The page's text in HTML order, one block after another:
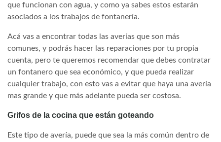
que funcionan con agua, y como ya sabes estos estarán
asociados a los trabajos de fontanería.
Acá vas a encontrar todas las averías que son más
comunes, y podrás hacer las reparaciones por tu propia
cuenta, pero te queremos recomendar que debes contratar
un fontanero que sea económico, y que pueda realizar
cualquier trabajo, con esto vas a evitar que haya una avería
mas grande y que más adelante pueda ser costosa.
Grifos de la cocina que están goteando
Este tipo de avería, puede que sea la más común dentro de